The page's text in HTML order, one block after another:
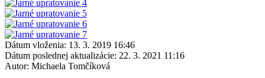
Dátum vloženia: 13. 3. 2019 16:46
Dátum poslednej aktualizácie: 22. 3. 2021 11:16
Autor: Michaela Tomčíková